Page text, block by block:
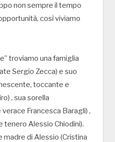
non sempre il tempo
così viviamo
troviamo una famiglia
Sergio Zecca) e suo
toccante e
, sua sorella
Francesca Baragli) ,
tenero Alessio Chiodini).
madre di Alessio (Cristina